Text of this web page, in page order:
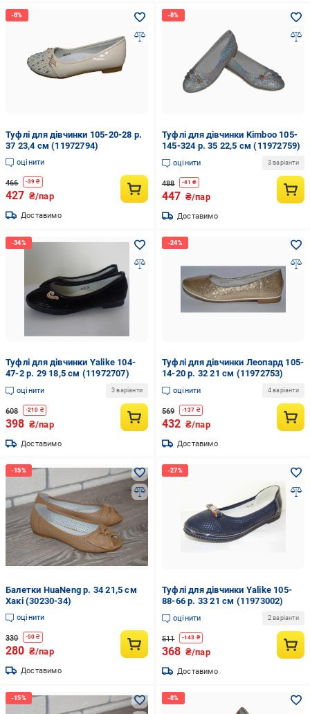
Туфлі для дівчинки 105-20-28 р.
37 23,4 см (11972794)
оцінити
466 -39 ₴
427 ₴/пар
Доставимо
Туфлі для дівчинки Kimboo 105-
145-324 р. 35 22,5 см (11972759)
оцінити 3 варіанти
488 -41 ₴
447 ₴/пар
Доставимо
Туфлі для дівчинки Yalike 104-
47-2 р. 29 18,5 см (11972707)
оцінити 3 варіанти
608 -210 ₴
398 ₴/пар
Доставимо
Туфлі для дівчинки Леопард 105-
14-20 р. 32 21 см (11972753)
оцінити 4 варіанти
569 -137 ₴
432 ₴/пар
Доставимо
Балетки HuaNeng р. 34 21,5 см
Хакі (30230-34)
оцінити
330 -50 ₴
280 ₴/пар
Доставимо
Туфлі для дівчинки Yalike 105-
88-66 р. 33 21 см (11973002)
оцінити 2 варіанти
511 -143 ₴
368 ₴/пар
Доставимо